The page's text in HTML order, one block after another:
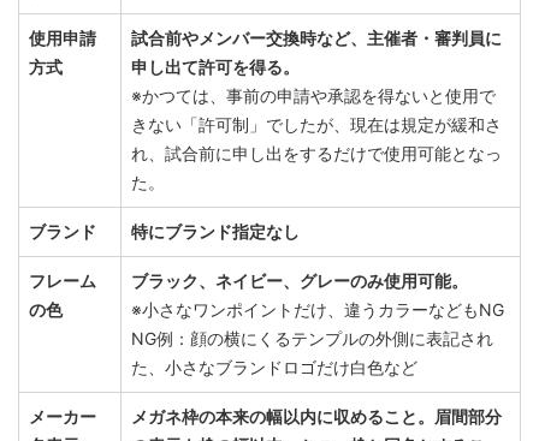
使用申請
方式
試合前やメンバー交換時など、主催者・審判員に
申し出て許可を得る。
※かつては、事前の申請や承認を得ないと使用で
きない「許可制」でしたが、現在は規定が緩和さ
れ、試合前に申し出をするだけで使用可能となっ
た。
ブランド 特にブランド指定なし
フレーム
の色
ブラック、ネイビー、グレーのみ使用可能。
※小さなワンポイントだけ、違うカラーなどもNG
NG例：顔の横にくるテンプルの外側に表記され
た、小さなブランドロゴだけ白色など
メーカー
メガネ枠の本来の幅以内に収めること。眉間部分